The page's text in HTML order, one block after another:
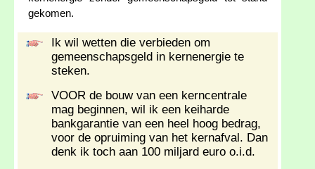
gekomen.
Ik wil wetten die verbieden om
gemeenschapsgeld in kernenergie te
steken.
VOOR de bouw van een kerncentrale
mag beginnen, wil ik een keiharde
bankgarantie van een heel hoog bedrag,
voor de opruiming van het kernafval. Dan
denk ik toch aan 100 miljard euro o.i.d.